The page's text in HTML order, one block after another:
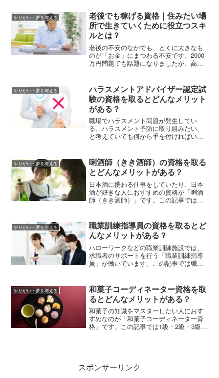
検のプロフェッショナル、準プロフェッ
ショナル、1級～3級の難易度、技術英検
と工業英検のレベル比較などを解説しま
す。
やりがい・夢を与える
老後でも稼げる資格｜住みたい場
所で生きていくために役立つスキ
ルとは？
老後の不安のなかでも、とくに大きなも
のが「お金」にまつわる不安です。2000
万円問題でも話題になりましたが、高齢
つまでもより楽しく、安心して過ごして
いくために、老後でも稼げる資格につい
て解説していきます。
やりがい・夢を与える
ハラスメントアドバイザー認定試
験の資格を取るとどんなメリット
がある？
職場でハラスメント問題が発生してい
る、ハラスメント予防に取り組みたい、
と考えていても何から手を付ければいい
ラスメントアドバイザー」です。この記
事ではハラスメントアドバイザーの資格
取得までに学習する内容などを解説しま
す。
やりがい・夢を与える
唎酒師（きき酒師）の資格を取る
とどんなメリットがある？
日本酒に携わる仕事をしていたり、日本
酒が好きな人におすすめの資格が「唎酒
師（きき酒師）」です。この記事では、
料などを解説します。
やりがい・夢を与える
職業訓練指導員の資格を取るとど
んなメリットがある？
ハローワークなどの職業訓練施設では、
求職者のサポートを行う「職業訓練指導
員」が働いています。この記事では職業
の目安、職業訓練指導員に向いている人
の特徴などを紹介していきます。
やりがい・夢を与える
和菓子コーディネーター資格を取
るとどんなメリットがある？
和菓子の知識をマスターしたい人におす
すめなのが「和菓子コーディネーター資
格」です。この記事では1級・2級・3級・
スポンサーリンク